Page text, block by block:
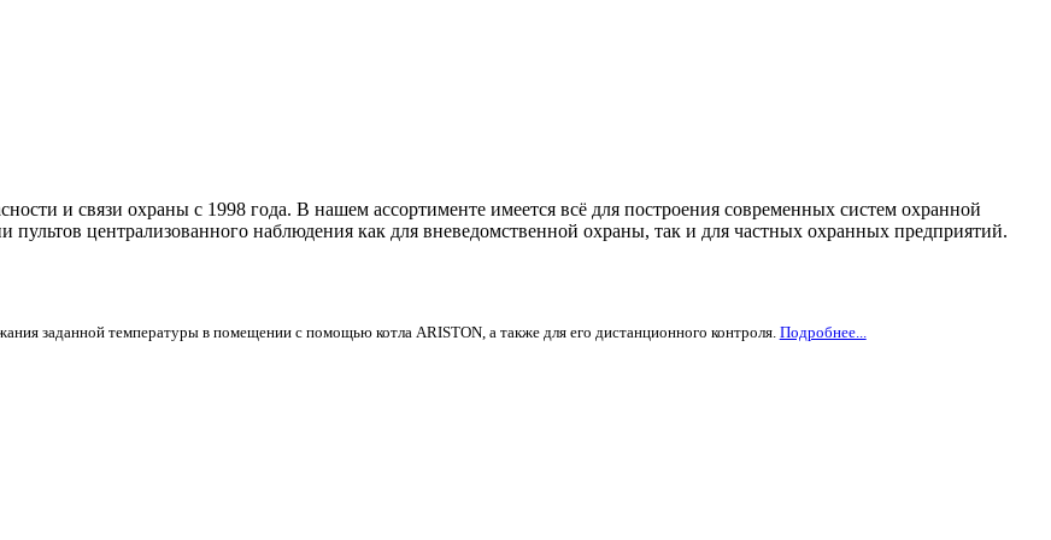
и связи охраны с 1998 года. В нашем ассортименте имеется всё для построения современных систем охранной
централизованного наблюдения как для вневедомственной охраны, так и для частных охранных предприятий.
заданной температуры в помещении с помощью котла ARISTON, а также для его дистанционного контроля. Подробнее...